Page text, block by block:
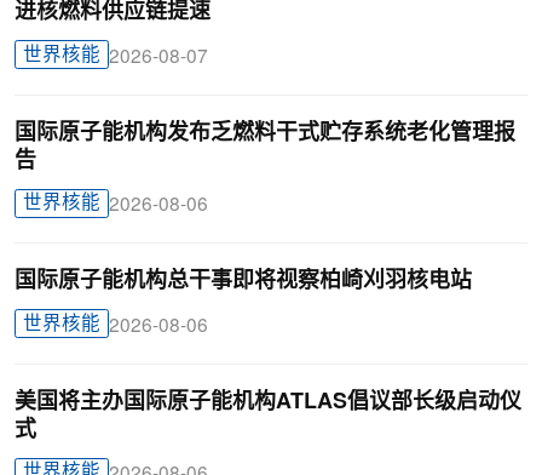
进核燃料供应链提速
世界核能 2026-08-07
国际原子能机构发布乏燃料干式贮存系统老化管理报
告
世界核能 2026-08-06
国际原子能机构总干事即将视察柏崎刈羽核电站
世界核能 2026-08-06
美国将主办国际原子能机构ATLAS倡议部长级启动仪
式